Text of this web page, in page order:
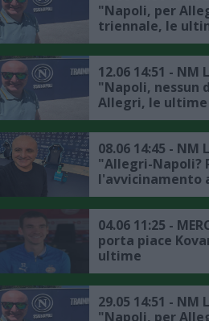
"Napoli, per
triennale, le
azzurri"
12.06 14:51 - NM
"Napoli, nessun
Allegri, le
08.06 14:45 - NM
"Allegri-Napoli?
l'avvicinamento
De Laurentiis
agli americani,
04.06 11:25 -
porta piace
ultime
29.05 14:51 - NM
"Napoli, per